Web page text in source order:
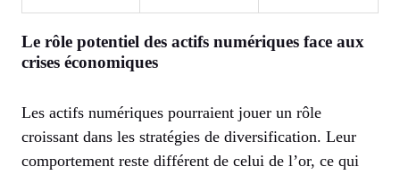
Le rôle potentiel des actifs numériques face aux
crises économiques
Les actifs numériques pourraient jouer un rôle
croissant dans les stratégies de diversification. Leur
comportement reste différent de celui de l’or, ce qui